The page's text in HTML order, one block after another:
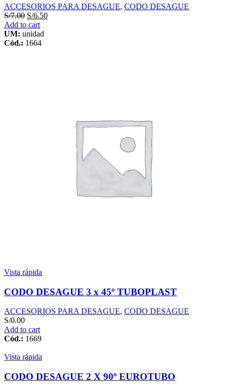
ACCESORIOS PARA DESAGUE, CODO DESAGUE
S/7.00 S/6.50
Add to cart
UM: unidad
Cód.: 1664
Vista rápida
CODO DESAGUE 3 x 45º TUBOPLAST
ACCESORIOS PARA DESAGUE, CODO DESAGUE
S/0.00
Add to cart
Cód.: 1669
Vista rápida
CODO DESAGUE 2 X 90º EUROTUBO